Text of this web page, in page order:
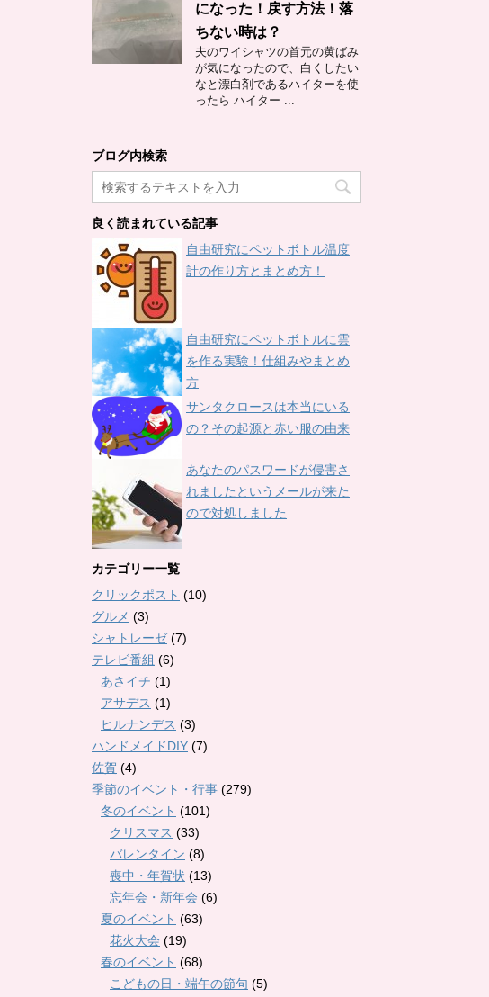
になった！戻す方法！落
ちない時は？
夫のワイシャツの首元の黄ばみ
が気になったので、白くしたい
なと漂白剤であるハイターを使
ったら ハイター ...
ブログ内検索
良く読まれている記事
自由研究にペットボトル温度
計の作り方とまとめ方！
自由研究にペットボトルに雲
を作る実験！仕組みやまとめ
方
サンタクロースは本当にいる
の？その起源と赤い服の由来
あなたのパスワードが侵害さ
れましたというメールが来た
ので対処しました
カテゴリー一覧
クリックポスト (10)
グルメ (3)
シャトレーゼ(7)
テレビ番組 (6)
あさイチ (1)
アサデス (1)
ヒルナンデス (3)
ハンドメイドDIY (7)
佐賀 (4)
季節のイベント・行事 (279)
冬のイベント (101)
クリスマス (33)
バレンタイン (8)
喪中・年賀状 (13)
忘年会・新年会 (6)
夏のイベント (63)
花火大会 (19)
春のイベント (68)
こどもの日・端午の節句 (5)